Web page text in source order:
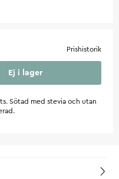
Prishistorik
Ej i lager
Sötad med stevia och utan